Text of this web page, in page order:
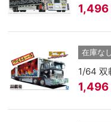
1,496
在庫なし
1/64 双
1,496